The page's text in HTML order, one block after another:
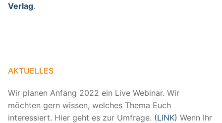
Verlag.
AKTUELLES
Wir planen Anfang 2022 ein Live Webinar. Wir
möchten gern wissen, welches Thema Euch
interessiert. Hier geht es zur Umfrage. (LINK) Wenn Ihr